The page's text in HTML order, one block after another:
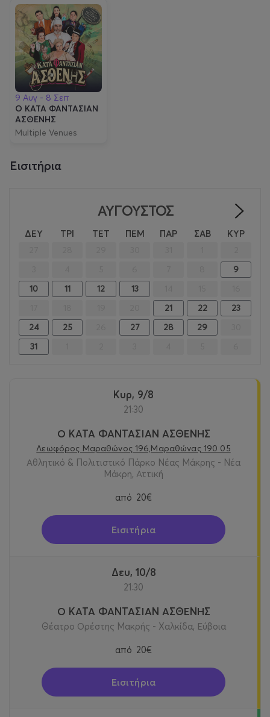
9 Αυγ - 8 Σεπ
Ο ΚΑΤΑ ΦΑΝΤΑΣΙΑΝ
ΑΣΘΕΝΗΣ
Multiple Venues
Εισιτήρια
ΑΎΓΟΥΣΤΟΣ
ΔΕΥ ΤΡΙ ΤΕΤ ΠΕΜ ΠΑΡ ΣΑΒ ΚΥΡ
9
10
11 12 13
21 22
23
24
25 27 28 29
31
Κυρ, 9/8
21:30
Ο ΚΑΤΑ ΦΑΝΤΑΣΙΑΝ ΑΣΘΕΝΗΣ
Λεωφόρος Μαραθώνος 196,Μαραθώνας 190 05
Αθλητικό & Πολιτιστικό Πάρκο Νέας Μάκρης - Νέα
Μάκρη, Αττική
από 20€
Εισιτήρια
Δευ, 10/8
21:30
Ο ΚΑΤΑ ΦΑΝΤΑΣΙΑΝ ΑΣΘΕΝΗΣ
Θέατρο Ορέστης Μακρής - Χαλκίδα, Εύβοια
από 20€
Εισιτήρια